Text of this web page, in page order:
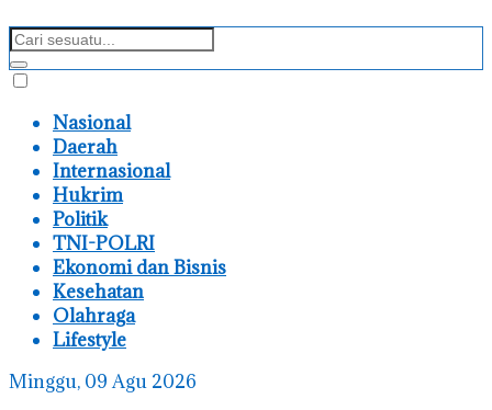
Nasional
Daerah
Internasional
Hukrim
Politik
TNI-POLRI
Ekonomi dan Bisnis
Kesehatan
Olahraga
Lifestyle
Minggu, 09 Agu 2026